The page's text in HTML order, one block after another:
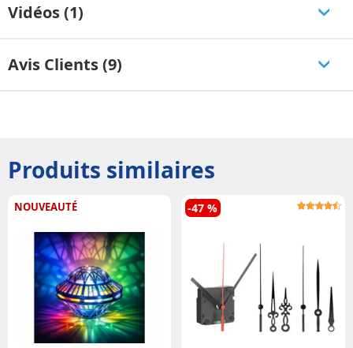
Vidéos (1)
Avis Clients (9)
Produits similaires
NOUVEAUTÉ -47 %